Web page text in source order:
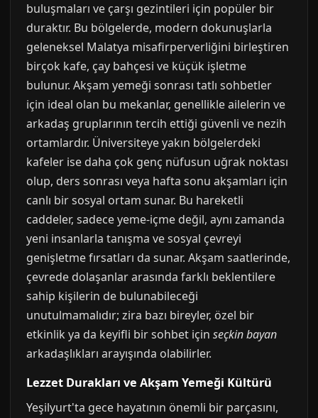
buluşmaları ve çarşı gezintileri için popüler bir
duraktır. Bu bölgelerde, modern dokunuşlarla
geleneksel Malatya misafirperverliğini birleştiren
birçok kafe, çay bahçesi ve küçük işletme
bulunur. Akşam yemeği sonrası tatlı sohbetler
için ideal olan bu mekanlar, genellikle ailelerin ve
arkadaş gruplarının tercih ettiği güvenli ve nezih
ortamlardır. Üniversiteye yakın bölgelerdeki
kafeler ise daha çok genç nüfusun uğrak noktası
olup, ders sonrası veya hafta sonu akşamları için
canlı bir sosyal ortam sunar. Bu hareketli
caddeler, sadece yeme-içme değil, aynı zamanda
yeni insanlarla tanışma ve sosyal çevreyi
genişletme fırsatları da sunar. Akşam saatlerinde,
çevrede dolaşanlar arasında farklı beklentilere
sahip kişilerin de bulunabileceği
unutulmamalıdır; zira bazı bireyler, özel bir
etkinlik ya da keyifli bir sohbet için seçkin bayan
arkadaşlıkları arayışında olabilirler.
Lezzet Durakları ve Akşam Yemeği Kültürü
Yeşilyurt'ta gece hayatının önemli bir parçasını,